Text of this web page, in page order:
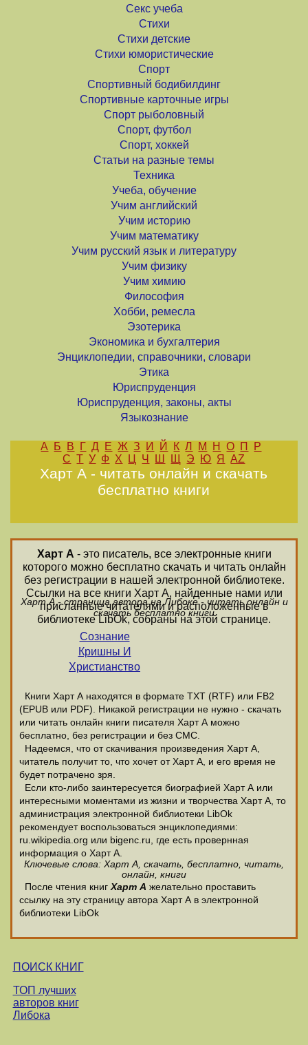
Секс учеба
Стихи
Стихи детские
Стихи юмористические
Спорт
Спортивный бодибилдинг
Спортивные карточные игры
Спорт рыболовный
Спорт, футбол
Спорт, хоккей
Статьи на разные темы
Техника
Учеба, обучение
Учим английский
Учим историю
Учим математику
Учим русский язык и литературу
Учим физику
Учим химию
Философия
Хобби, ремесла
Эзотерика
Экономика и бухгалтерия
Энциклопедии, справочники, словари
Этика
Юриспруденция
Юриспруденция, законы, акты
Языкознание
А Б В Г Д Е Ж З И Й К Л М Н О П
Р
С Т У Ф Х Ц Ч Ш Щ Э Ю Я AZ
Харт А - читать онлайн и скачать
бесплатно книги
Харт А - это писатель, все электронные книги
которого можно бесплатно скачать и читать онлайн
без регистрации в нашей электронной библиотеке.
Ссылки на все книги Харт А, найденные нами или
присланные читателями и расположенные в
библиотеке LibOk, собраны на этой странице.
Харт А - страница автора на Либоке - читать онлайн и
скачать бесплатно книги
Сознание
Кришны И
Христианство
Книги Харт А находятся в формате ТХТ (RTF) или FB2
(EPUB или PDF). Никакой регистрации не нужно - скачать
или читать онлайн книги писателя Харт А можно
бесплатно, без регистрации и без СМС.
Надеемся, что от скачивания произведения Харт А,
читатель получит то, что хочет от Харт А, и его время не
будет потрачено зря.
Если кто-либо заинтересуется биографией Харт А или
интересными моментами из жизни и творчества Харт А, то
администрация электронной библиотеки LibOk
рекомендует воспользоваться энциклопедиями:
ru.wikipedia.org или bigenc.ru, где есть провернная
информация о Харт А.
Ключевые слова: Харт А, скачать, бесплатно, читать,
онлайн, книги
После чтения книгХарт А желательно проставить
ссылку на эту страницу автора Харт А в электронной
библиотеки LibOk
ПОИСК КНИГ
ТОП лучших
авторов книг
Либока